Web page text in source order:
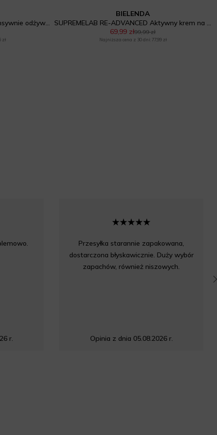
SUPREMELAB Barrier Renew Intensywnie odżywczy krem na noc z ceramidami
zł
BIELENDA
SUPREMELAB RE-ADVANCED Aktywny krem na noc z Retinalem
69,99 zł99,99 zł
Najniższa cena z 30 dni: 77,99 zł
r.
Przesyłka starannie zapakowana,
dostarczona błyskawicznie. Duży wybór
zapachów, również niszowych.
Opinia z dnia 05.08.2026 r.